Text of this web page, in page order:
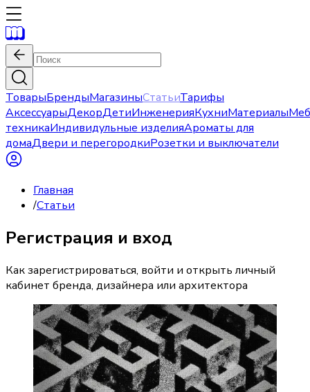
ТоварыБрендыМагазиныСтатьиТарифы
АксессуарыДекорДетиИнженерияКухниМатериалы
техникаИндивидульные изделияАроматы для
домаДвери и перегородкиРозетки и выключатели
Главная
/Статьи
Регистрация и вход
Как зарегистрироваться, войти и открыть личный
кабинет бренда, дизайнера или архитектора